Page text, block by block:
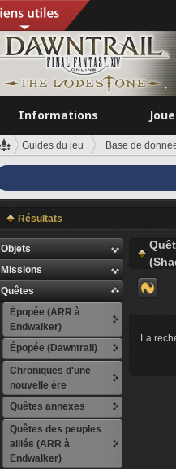
Informations
Guides du jeu Base de
Résultats
Objets
Missions
Quêtes
Épopée (ARR à
Endwalker)
Épopée (Dawntrail)
Chroniques d'une
nouvelle ère
Quêtes annexes
Quêtes des peuples
alliés (ARR à
Endwalker)
La